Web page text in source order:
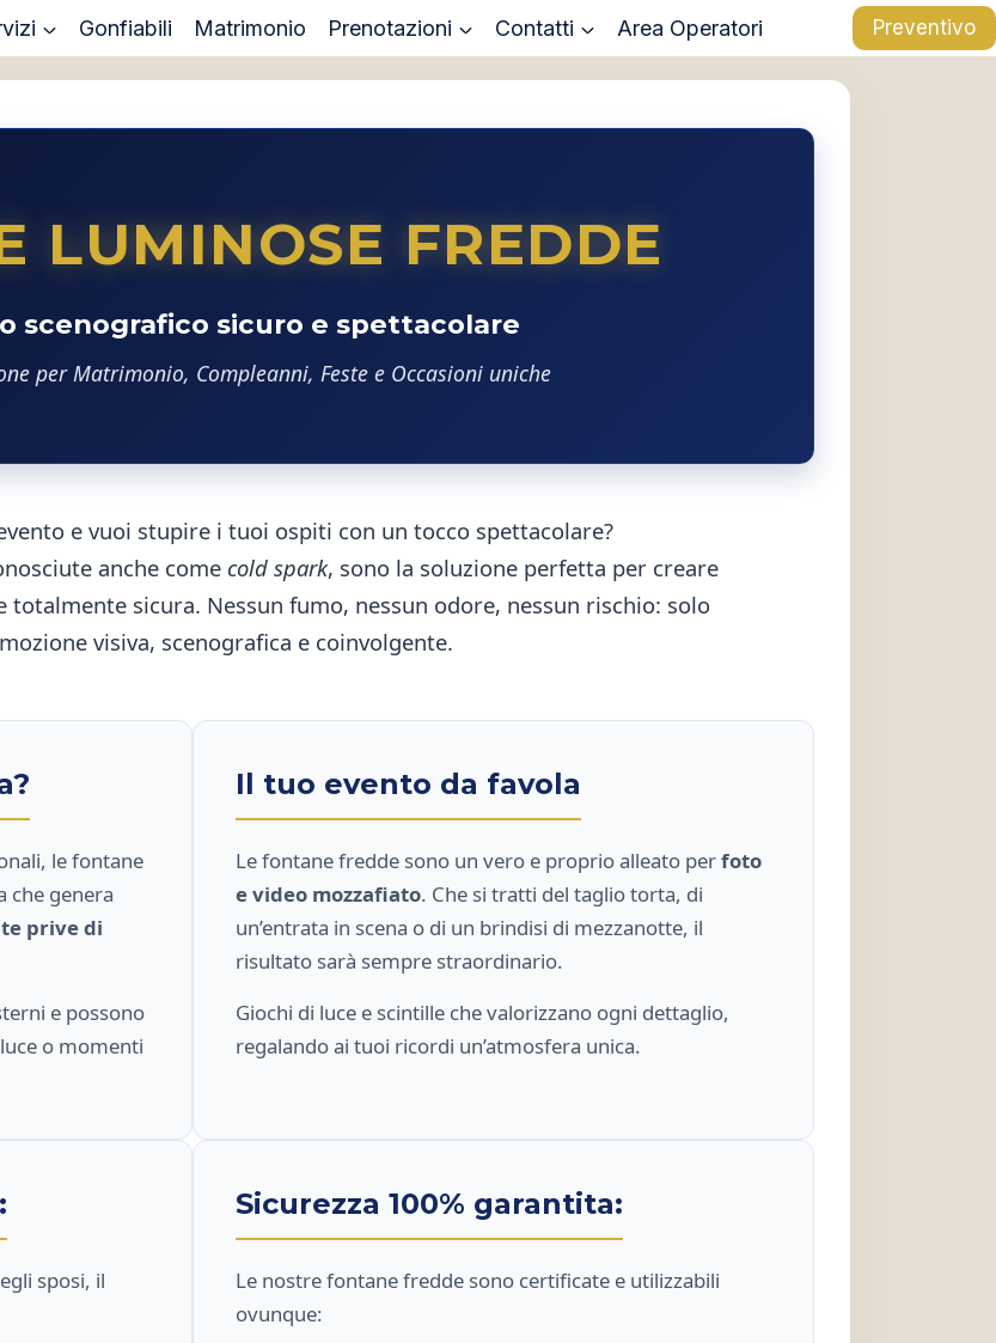
Gonfiabili Matrimonio Prenotazioni Contatti Area Operatori Preventivo
LUMINOSE FREDDE
scenografico sicuro e spettacolare
per Matrimonio, Compleanni, Feste e Occasioni uniche
e vuoi stupire i tuoi ospiti con un tocco spettacolare?
anche come cold spark, sono la soluzione perfetta per creare
totalmente sicura. Nessun fumo, nessun odore, nessun rischio: solo
visiva, scenografica e coinvolgente.
le fontane
che genera
prive di
e possono
o momenti
Il tuo evento da favola
Le fontane fredde sono un vero e proprio alleato perfoto
e video mozzafiato. Che si tratti del taglio torta, di
un’entrata in scena o di un brindisi di mezzanotte, il
risultato sarà sempre straordinario.
Giochi di luce e scintille che valorizzano ogni dettaglio,
regalando ai tuoi ricordi un’atmosfera unica.
sposi, il
Sicurezza 100% garantita:
Le nostre fontane fredde sono certificate e utilizzabili
ovunque: